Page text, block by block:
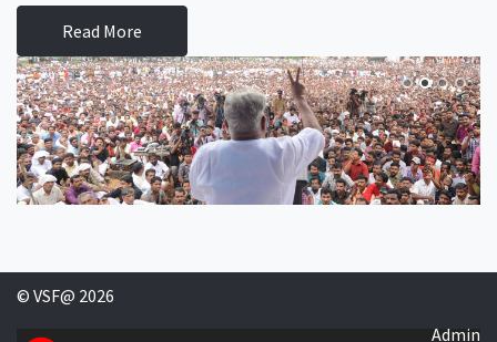
Read More
© VSF@ 2026
Admin